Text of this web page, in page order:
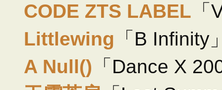
CODE ZTS LABEL
Littlewing 「B Infinity
A Null() 「Dance X